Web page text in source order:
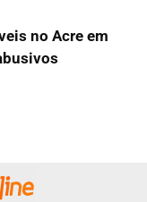
no Acre em